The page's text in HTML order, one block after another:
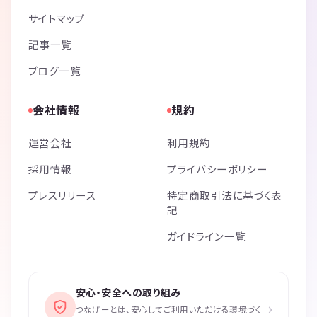
サイトマップ
記事一覧
ブログ一覧
会社情報
運営会社
採用情報
プレスリリース
規約
利用規約
プライバシーポリシー
特定商取引法に基づく表
記
ガイドライン一覧
安心・安全への取り組み
つなげーとは、安心してご利用いただける環境づく
›